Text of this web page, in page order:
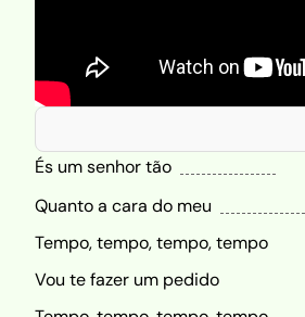
És um senhor tão
Quanto a cara do meu
Tempo, tempo, tempo, tempo
Vou te fazer um pedido